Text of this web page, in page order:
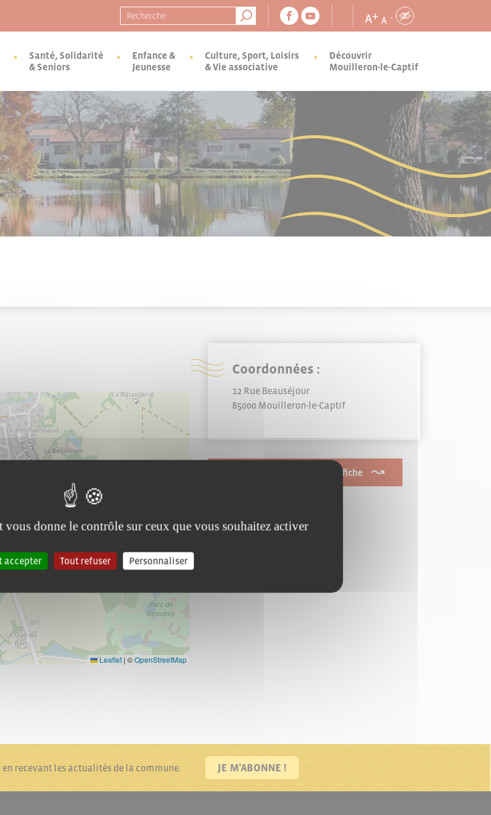
Recherche pour : A+ A -
Santé, Solidarité
& Seniors
Enfance &
Jeunesse
Culture, Sport, Loisirs
& Vie associative
Découvrir
Mouilleron-le-Captif
Leaflet | ©OpenStreetMap
Coordonnées :
12 Rue Beauséjour
85000 Mouilleron-le-Captif
Je souhaite modifier cette fiche
recevant les actualités de la commune. JE M'ABONNE !
vous donne le contrôle sur ceux que vous souhaitez activer
accepter Tout refuser Personnaliser